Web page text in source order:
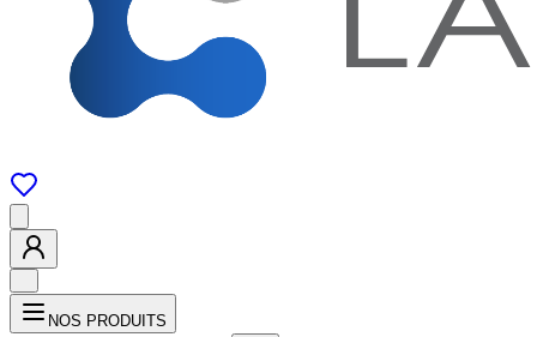
NOS PRODUITS